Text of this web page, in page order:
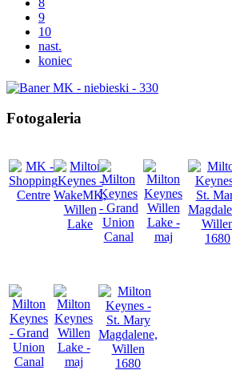
9
10
nast.
koniec
Fotogaleria